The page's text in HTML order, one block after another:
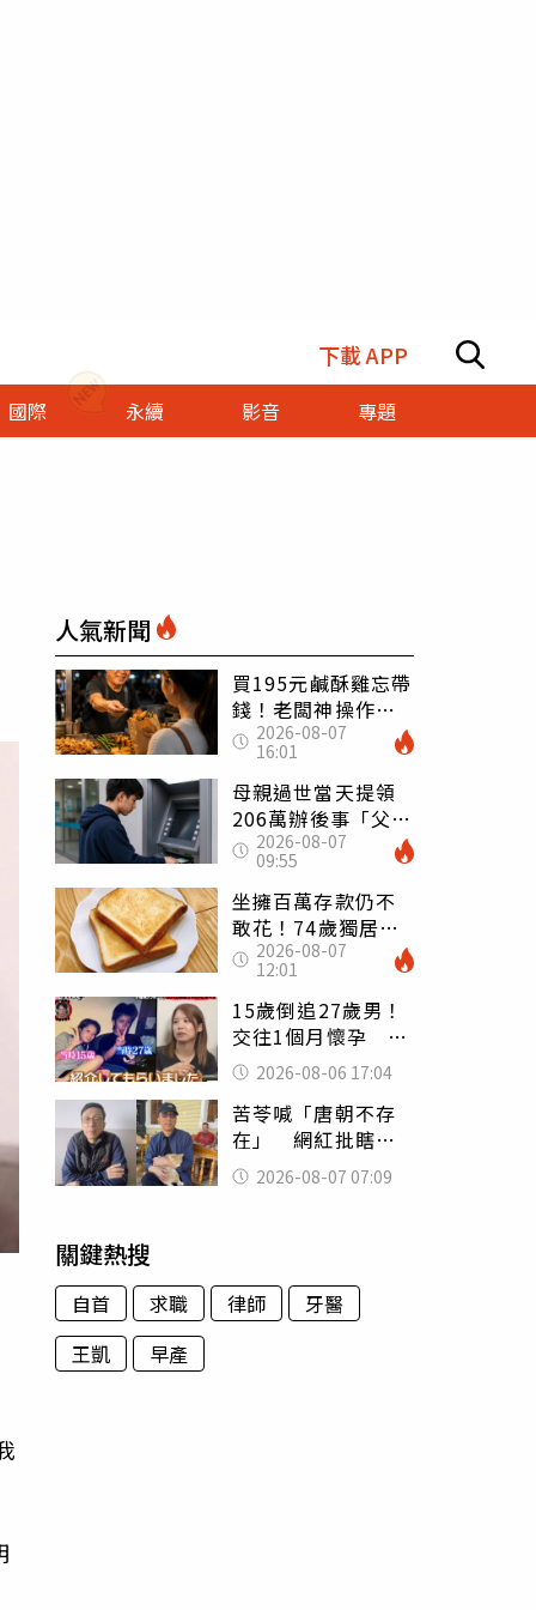
下載 APP
國際 永續 影音 專題
人氣新聞
買195元鹹酥雞忘帶
錢！老闆神操作
「倒找5元」 全網
看哭：這就是台灣
2026-08-07
16:01
母親過世當天提領
206萬辦後事「父子
遭判刑」 律師：
搶錢先下手是罪
2026-08-07
09:55
坐擁百萬存款仍不
敢花！74歲獨居翁
「1餐只吃1片吐
司」 半年後暴瘦
嚇壞女兒
2026-08-07
12:01
15歲倒追27歲男！
交往1個月懷孕 36
歲當阿嬤故事曝光
2026-08-06 17:04
苦苓喊「唐朝不存
在」 網紅批瞎編
歷史：李白、杜甫
用鮮卑文寫詩？
2026-08-07 07:09
關鍵熱搜
自首 求職 律師
牙醫
王凱
早產